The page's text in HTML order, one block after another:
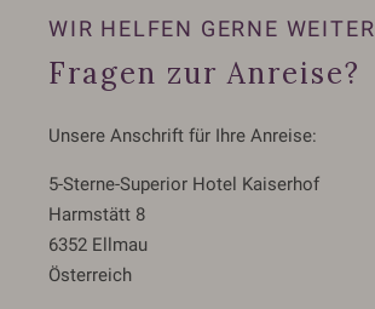
WIR HELFEN GERNE WEITER
Fragen zur Anreise?
Unsere Anschrift für Ihre Anreise:
5-Sterne-Superior Hotel Kaiserhof
Harmstätt 8
6352 Ellmau
Österreich